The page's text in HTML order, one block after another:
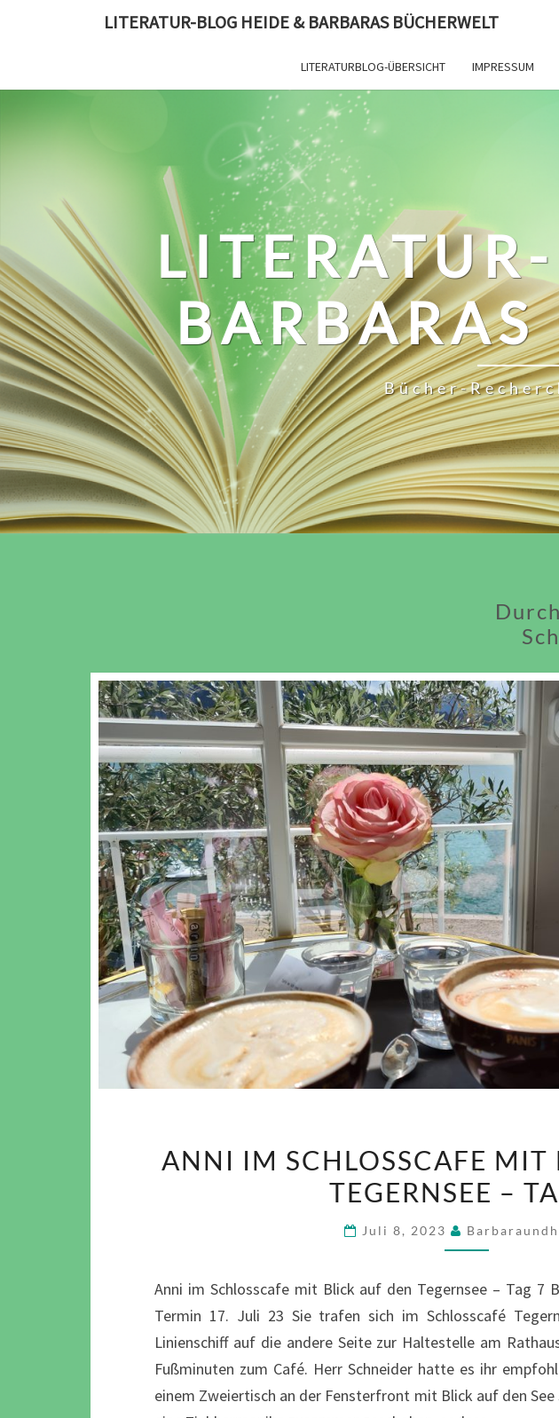
LITERATUR-BLOG HEIDE & BARBARAS BÜCHERWELT
LITERATURBLOG-ÜBERSICHT IMPRESSUM
BARBARAS
Bücher-
IM
BLICK
DEN
–
TAG
7
ANNI IM SCHLOSSCAFE MIT
TEGERNSEE –
Juli 8, 2023
Anni im Schlosscafe mit Blick auf den Tegernsee – Tag 7
Termin 17. Juli 23 Sie trafen sich im Schlosscafé
Linienschiff auf die andere Seite zur Haltestelle am
Fußminuten zum Café. Herr Schneider hatte es ihr
einem Zweiertisch an der Fensterfront mit Blick auf den